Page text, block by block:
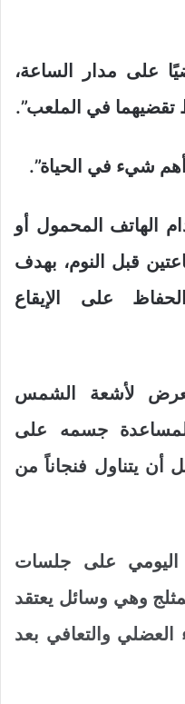
على مدار الساعة،
تقضيهما في الملعب”.
شيء في الحياة”.
الهاتف المحمول أو
قبل النوم، بهدف
على الإيقاع
لأشعة الشمس
لمساعدة جسمه على
أن يتناول فنجاناً من
اليومي على جلسات
وهي وسائل يعتقد
العضلي والتعافي بعد